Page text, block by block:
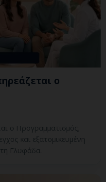
ο
ο Προγραμματισμός;
και εξατομικευμένη
Γλυφάδα.